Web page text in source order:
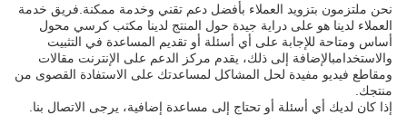
نحن ملتزمون بتزويد العملاء بأفضل دعم تقني وخدمة ممكنة.فريق خدمة
العملاء لدينا هو على دراية جيدة حول المنتج لدينا مكتب كرسي محول
أساس ومتاحة للإجابة على أي أسئلة أو تقديم المساعدة في التثبيت
والاستخدامبالإضافة إلى ذلك، يقدم مركز الدعم على الإنترنت مقالات
ومقاطع فيديو مفيدة لحل المشاكل لمساعدتك على الاستفادة القصوى من
منتجك.
إذا كان لديك أي أسئلة أو تحتاج إلى مساعدة إضافية، يرجى الاتصال بنا.